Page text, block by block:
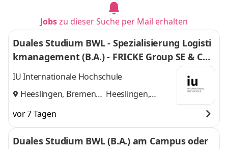
Jobszu dieser Suche per Mail erhalten
Duales Studium BWL - Spezialisierung Logisti
kmanagement (B.A.) - FRICKE Group SE & Co.
KG
IU Internationale Hochschule
Heeslingen, Bremen
Heeslingen,
vor 7 Tagen
Duales Studium BWL (B.A.) am Campus oder